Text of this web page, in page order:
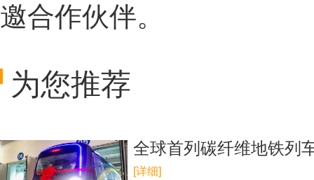
邀合作伙伴。
为您推荐
全球首列碳纤维地铁列
[详细]